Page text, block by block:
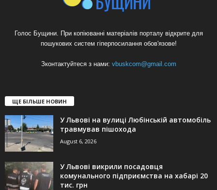
Голос Бущини. При копіюванні матеріалів порталу відкрите для
пошукових систем гіперпосилання обов'язове!
Зконтактуйтеся з нами: vbuskcom@gmail.com
ЩЕ БІЛЬШЕ НОВИН
У Львові на вулиці Любінській автомобіль
травмував пішохода
August 6, 2026
У Львові викрили посадовця
комунального підприємства на хабарі 20
тис. грн